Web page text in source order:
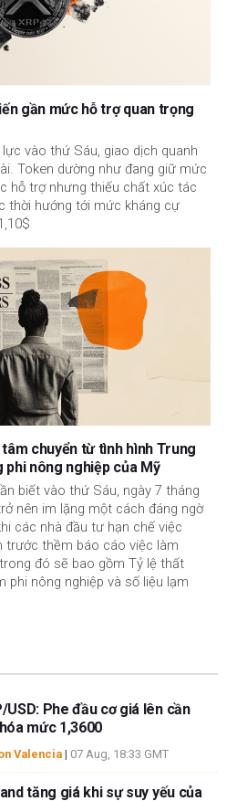
gần mức hỗ trợ quan trọng
lực vào thứ Sáu, giao dịch quanh
Token dường như đang giữ mức
hỗ trợ nhưng thiếu chất xúc tác
thời hướng tới mức kháng cự
chuyển từ tình hình Trung
nông nghiệp của Mỹ
biết vào thứ Sáu, ngày 7 tháng
nên im lặng một cách đáng ngờ
các nhà đầu tư hạn chế việc
trước thềm báo cáo việc làm
đó sẽ bao gồm Tỷ lệ thất
phi nông nghiệp và số liệu lạm
USD: Phe đầu cơ giá lên cần
mức 1,3600
Valencia | 07 Aug, 18:33 GMT
tăng giá khi sự suy yếu của